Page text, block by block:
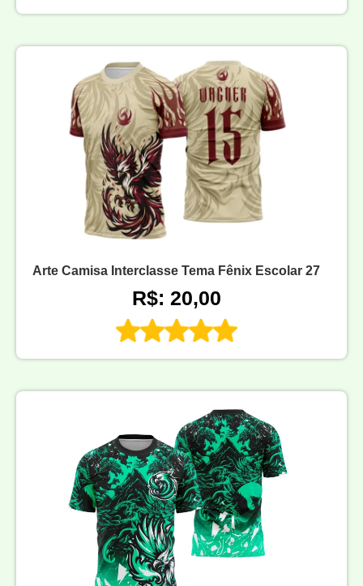
Arte Camisa Interclasse Tema Fênix Escolar 27
R$: 20,00